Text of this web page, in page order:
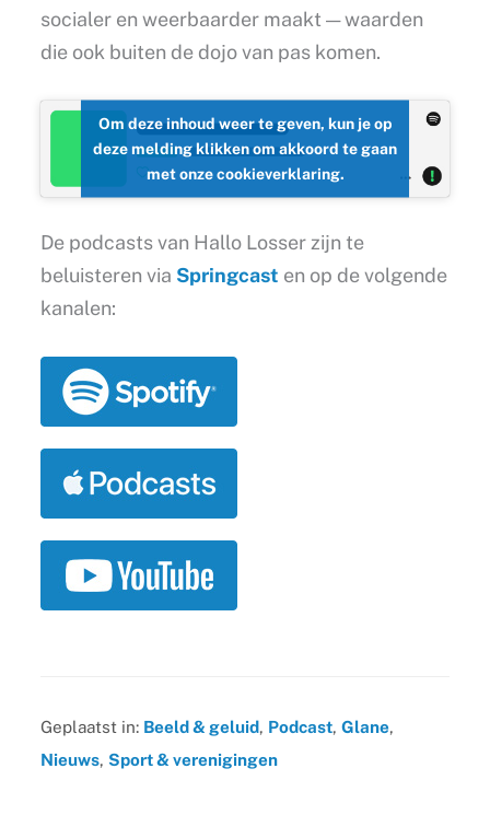
socialer en weerbaarder maakt — waarden
die ook buiten de dojo van pas komen.
Om deze inhoud weer te geven, kun je op
deze melding klikken om akkoord te gaan
met onze cookieverklaring.
De podcasts van Hallo Losser zijn te
beluisteren via Springcast en op de volgende
kanalen:
Geplaatst in: Beeld & geluid, Podcast, Glane,
Nieuws, Sport & verenigingen